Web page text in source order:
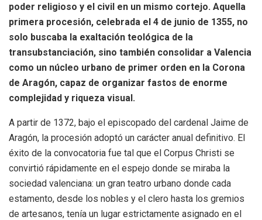
poder religioso y el civil en un mismo cortejo. Aquella
primera procesión, celebrada el 4 de junio de 1355, no
solo buscaba la exaltación teológica de la
transubstanciación, sino también consolidar a Valencia
como un núcleo urbano de primer orden en la Corona
de Aragón, capaz de organizar fastos de enorme
complejidad y riqueza visual.
A partir de 1372, bajo el episcopado del cardenal Jaime de
Aragón, la procesión adoptó un carácter anual definitivo. El
éxito de la convocatoria fue tal que el Corpus Christi se
convirtió rápidamente en el espejo donde se miraba la
sociedad valenciana: un gran teatro urbano donde cada
estamento, desde los nobles y el clero hasta los gremios
de artesanos, tenía un lugar estrictamente asignado en el